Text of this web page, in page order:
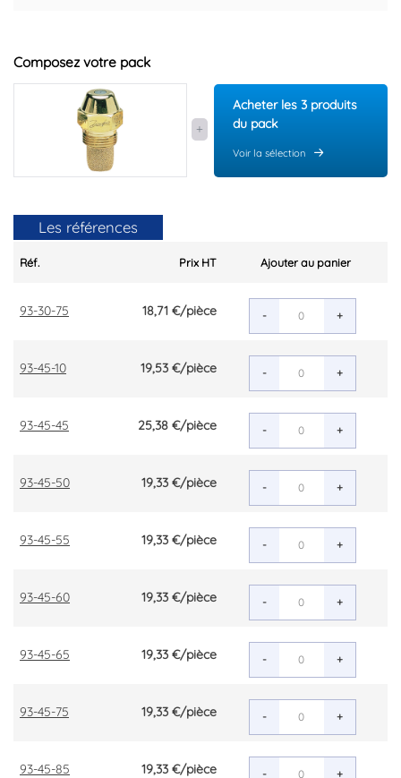
Composez votre pack
Acheter les 3 produits
du pack
Voir la sélection
Les références
Réf. Prix HT Ajouter au panier
93-30-75 18,71 €/pièce - +
93-45-10 19,53 €/pièce - +
93-45-45 25,38 €/pièce - +
93-45-50 19,33 €/pièce - +
93-45-55 19,33 €/pièce - +
93-45-60 19,33 €/pièce - +
93-45-65 19,33 €/pièce - +
93-45-75 19,33 €/pièce - +
93-45-85 19,33 €/pièce - +